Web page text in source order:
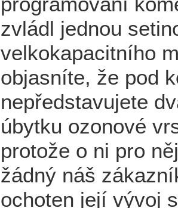
zvládl jednou
velkokapacitního
objasníte, že pod
nepředstavujete
úbytku ozonové
protože o ni pro
žádný náš
ochoten její vývoj